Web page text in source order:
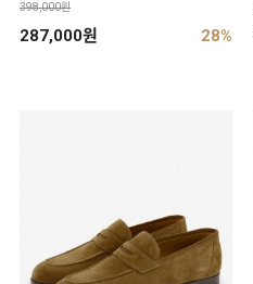
398,000원
287,000원 28%